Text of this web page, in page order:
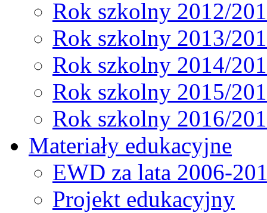
Rok szkolny 2012/
Rok szkolny 2013/
Rok szkolny 2014/
Rok szkolny 2015/
Rok szkolny 2016/
Materiały edukacyjne
EWD za lata 2006-
Projekt edukacyjny